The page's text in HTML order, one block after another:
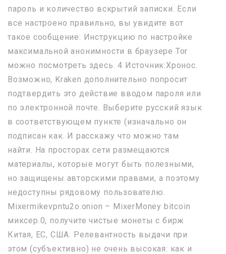
пароль и количество вскрытий записки. Если
все настроено правильно, вы увидите вот
такое сообщение: Инструкцию по настройке
максимальной анонимности в браузере Tor
можно посмотреть здесь. 4 Источник:Хронос.
Возможно, Kraken дополнительно попросит
подтвердить это действие вводом пароля или
по электронной почте. Выберите русский язык
в соответствующем пункте (изначально он
подписан как. И расскажу что можно там
найти. На просторах сети размещаются
материалы, которые могут быть полезными,
но защищены авторскими правами, а поэтому
недоступны рядовому пользователю.
Mixermikevpntu2o.onion – MixerMoney bitcoin
миксер.0, получите чистые монеты с бирж
Китая, ЕС, США. Релевантность выдачи при
этом (субъективно) не очень высокая: как и